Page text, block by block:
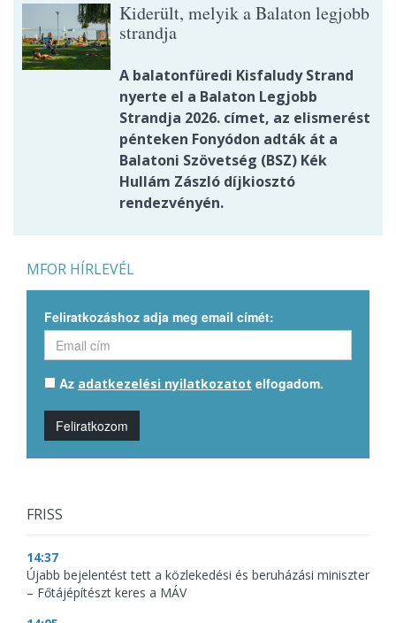
Kiderült, melyik a Balaton legjobb
strandja
A balatonfüredi Kisfaludy Strand
nyerte el a Balaton Legjobb
Strandja 2026. címet, az elismerést
pénteken Fonyódon adták át a
Balatoni Szövetség (BSZ) Kék
Hullám Zászló díjkiosztó
rendezvényén.
MFOR HÍRLEVÉL
Feliratkozáshoz adja meg email címét:
Az adatkezelési nyilatkozatot elfogadom.
Feliratkozom
FRISS
14:37
Újabb bejelentést tett a közlekedési és beruházási miniszter
– Főtájépítészt keres a MÁV